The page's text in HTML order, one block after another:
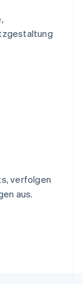
verfolgen
aus.